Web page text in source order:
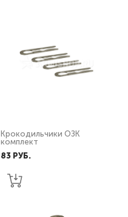
Крокодильчики ОЗК
комплект
83 PУБ.